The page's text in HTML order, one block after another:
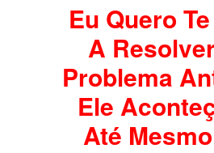
Eu Quero
A
Problema
Ele
Até